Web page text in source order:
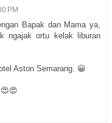
PM
Bapak dan Mama ya,
ngajak ortu kelak liburan
Aston Semarang. 😀